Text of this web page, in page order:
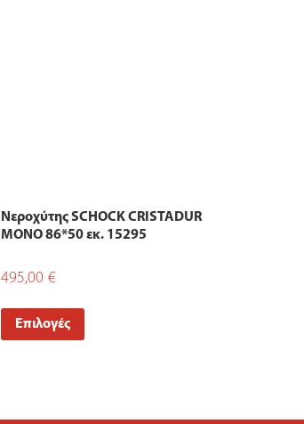
Νεροχύτης SCHOCK CRISTADUR
MONO 86*50 εκ. 15295
495,00 €
Επιλογές